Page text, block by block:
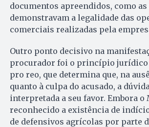
documentos apreendidos, como
demonstravam a legalidade das
comerciais realizadas pela
Outro ponto decisivo na
procurador foi o princípio jurídico
pro reo, que determina que, na
quanto à culpa do acusado, a
interpretada a seu favor. Embora o
reconhecido a existência de
de defensivos agrícolas por parte